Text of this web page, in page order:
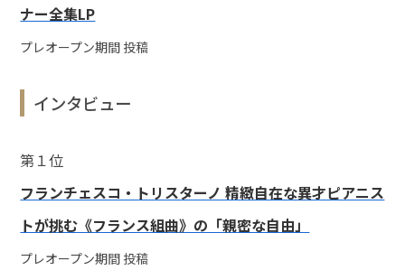
ナー全集LP
プレオープン期間 投稿
インタビュー
第１位
フランチェスコ・トリスターノ 精緻自在な異才ピアニス
トが挑む《フランス組曲》の「親密な自由」
プレオープン期間 投稿